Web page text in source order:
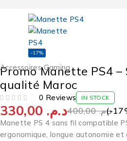
-17%
Accessoires Gaming
Promo Manette PS4 –
qualité Maroc
0 Reviews IN STOCK
د.م.400,00 د.م. (-17
Manette PS 4 sans fil compatible
ergonomique, longue autonomie et